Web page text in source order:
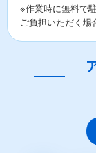
※作業時に無料で
ご負担いただく場